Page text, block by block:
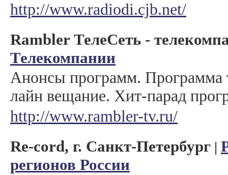
http://www.radiodi.cjb.net/
Rambler ТелеСеть -
Телекомпании
Анонсы программ. Программа
лайн вещание. Хит-парад
http://www.rambler-tv.ru/
Re-cord, г. Санкт-Петербург |
регионов России